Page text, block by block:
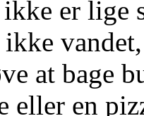
er lige
at bage
eller en